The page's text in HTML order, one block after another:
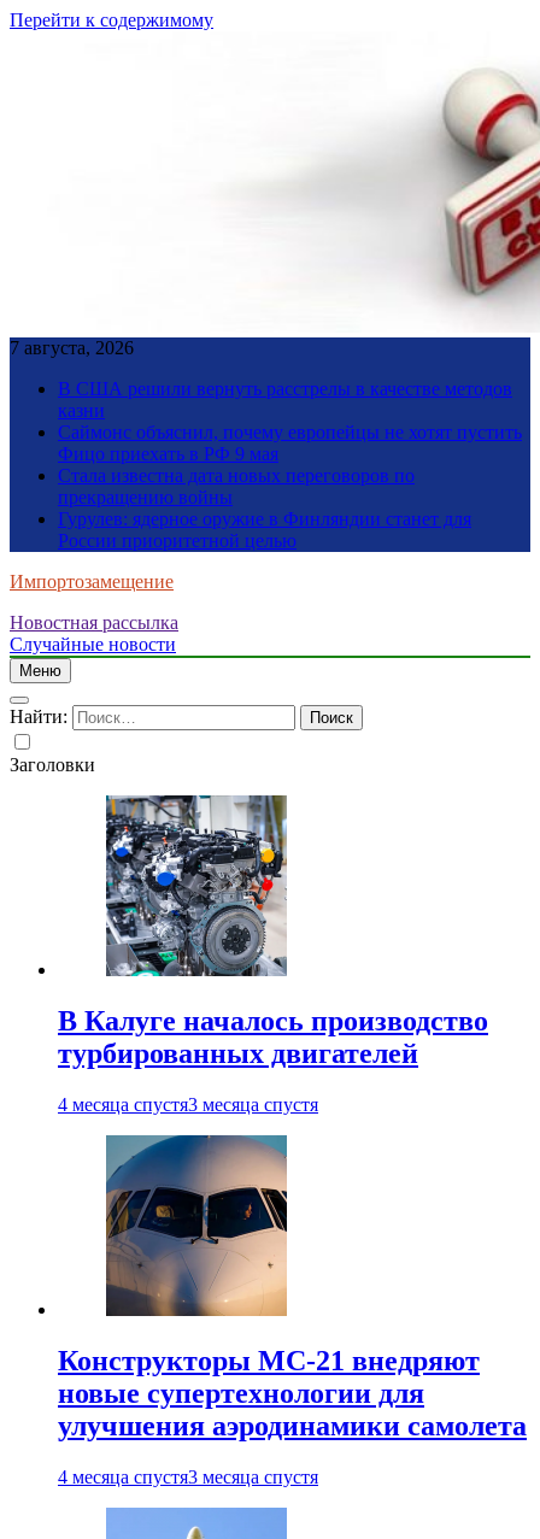
Перейти к содержимому
7 августа, 2026
В США решили вернуть расстрелы в качестве методов
казни
Саймонс объяснил, почему европейцы не хотят пустить
Фицо приехать в РФ 9 мая
Стала известна дата новых переговоров по
прекращению войны
Гурулев: ядерное оружие в Финляндии станет для
России приоритетной целью
Импортозамещение
Новостная рассылка
Случайные новости
Меню
Найти:
Заголовки
В Калуге началось производство
турбированных двигателей
4 месяца спустя3 месяца спустя
Конструкторы МС-21 внедряют
новые супертехнологии для
улучшения аэродинамики самолета
4 месяца спустя3 месяца спустя